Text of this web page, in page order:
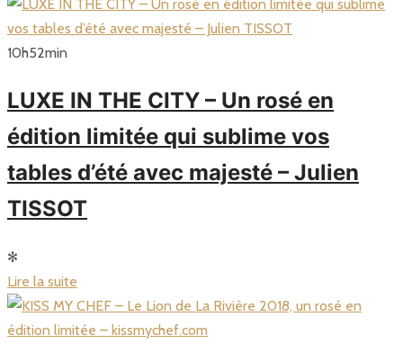
10h52min
LUXE IN THE CITY – Un rosé en
édition limitée qui sublime vos
tables d’été avec majesté – Julien
TISSOT
✻
Lire la suite